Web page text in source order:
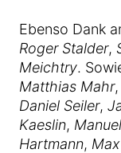
Ebenso Dank
Roger Stalder,
Meichtry.
Matthias Mahr,
Daniel Seiler,
Kaeslin,
Hartmann,